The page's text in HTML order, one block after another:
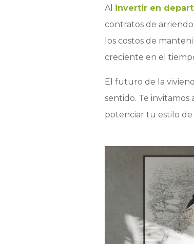
Al invertir en
contratos de
los costos de
creciente en el
El futuro de la
sentido. Te invitamos
potenciar tu estilo de